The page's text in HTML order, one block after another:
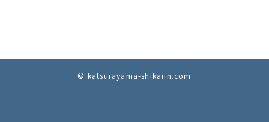
© katsurayama-shikaiin.com